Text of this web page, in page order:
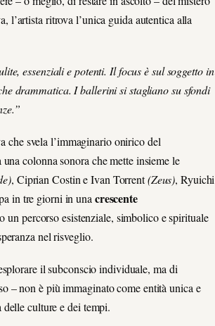
l’artista ritrova l’unica guida autentica alla
essenziali e potenti. Il focus è sul soggetto in
drammatica. I ballerini si stagliano su sfondi
che svela l’immaginario onirico del
colonna sonora che mette insieme le
, Ciprian Costin e Ivan Torrent(Zeus), Ryuichi
in tre giorni in una crescente
un percorso esistenziale, simbolico e spirituale
nel risveglio.
il subconscio individuale, ma di
– non è più immaginato come entità unica e
culture e dei tempi.